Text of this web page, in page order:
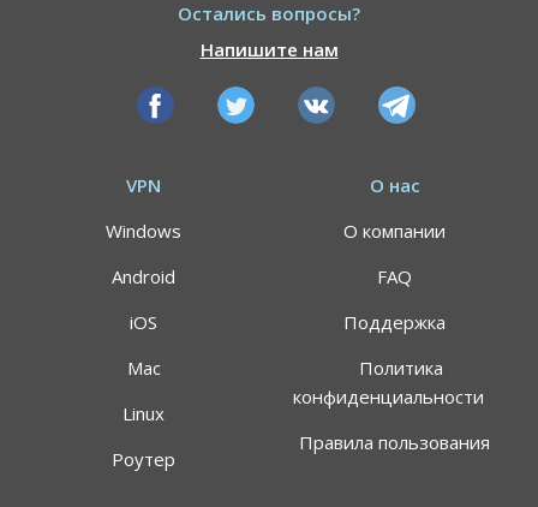
Остались вопросы?
Напишите нам
VPN
Windows
Android
iOS
Mac
Linux
Роутер
О нас
О компании
FAQ
Поддержка
Политика
конфиденциальности
Правила пользования